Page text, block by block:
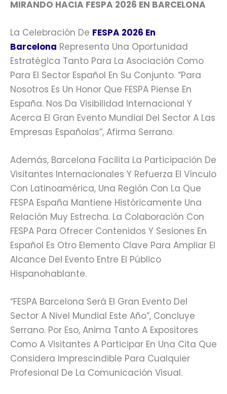
MIRANDO HACIA FESPA 2026 EN BARCELONA
La Celebración De FESPA 2026 En
Barcelona Representa Una Oportunidad
Estratégica Tanto Para La Asociación Como
Para El Sector Español En Su Conjunto. “Para
Nosotros Es Un Honor Que FESPA Piense En
España. Nos Da Visibilidad Internacional Y
Acerca El Gran Evento Mundial Del Sector A Las
Empresas Españolas”, Afirma Serrano.
Además, Barcelona Facilita La Participación De
Visitantes Internacionales Y Refuerza El Vínculo
Con Latinoamérica, Una Región Con La Que
FESPA España Mantiene Históricamente Una
Relación Muy Estrecha. La Colaboración Con
FESPA Para Ofrecer Contenidos Y Sesiones En
Español Es Otro Elemento Clave Para Ampliar El
Alcance Del Evento Entre El Público
Hispanohablante.
“FESPA Barcelona Será El Gran Evento Del
Sector A Nivel Mundial Este Año”, Concluye
Serrano. Por Eso, Anima Tanto A Expositores
Como A Visitantes A Participar En Una Cita Que
Considera Imprescindible Para Cualquier
Profesional De La Comunicación Visual.